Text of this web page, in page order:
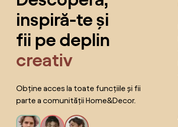
inspiră-te și
fii pe deplin
creativ
Obține acces la toate funcțiile și fii
parte a comunității Home&Decor.